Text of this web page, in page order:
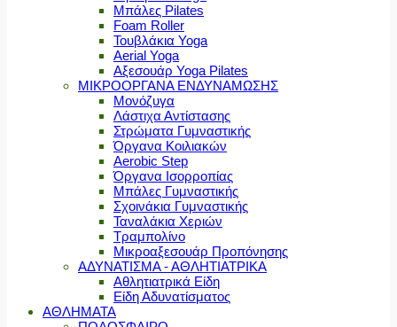
Μπάλες Pilates
Foam Roller
Τουβλάκια Yoga
Aerial Yoga
Αξεσουάρ Yoga Pilates
ΜΙΚΡΟΟΡΓΑΝΑ ΕΝΔΥΝΑΜΩΣΗΣ
Μονόζυγα
Λάστιχα Αντίστασης
Στρώματα Γυμναστικής
Όργανα Κοιλιακών
Aerobic Step
Όργανα Ισορροπίας
Μπάλες Γυμναστικής
Σχοινάκια Γυμναστικής
Ταναλάκια Χεριών
Τραμπολίνο
Μικροαξεσουάρ Προπόνησης
ΑΔΥΝΑΤΙΣΜΑ - ΑΘΛΗΤΙΑΤΡΙΚΑ
Αθλητιατρικά Είδη
Είδη Αδυνατίσματος
ΑΘΛΗΜΑΤΑ